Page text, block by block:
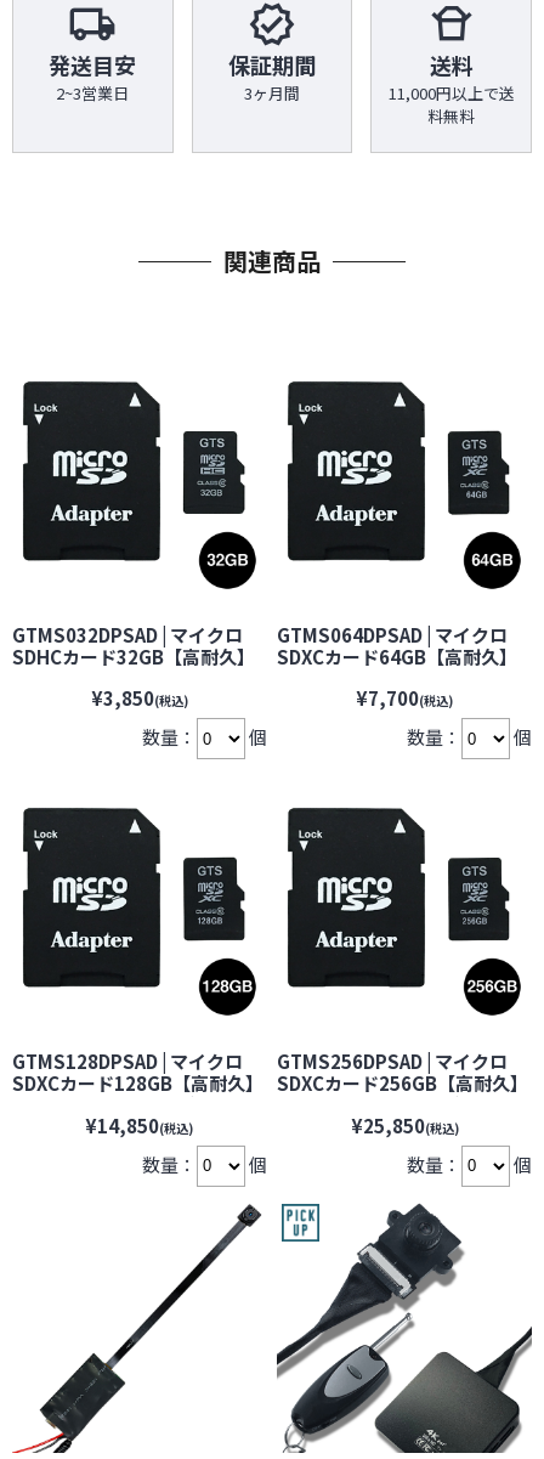
local_shipping
発送目安
2~3営業日
verified
保証期間
3ヶ月間
takeout_dining
送料
11,000円以上で送
料無料
関連商品
GTMS032DPSAD | マイクロ
SDHCカード32GB【高耐久】
ダーなどの常時録画に最適
【microSDカード】【マイク
ロSDカード】【メモリーカー
¥3,850(税込)
数量： 個
GTMS064DPSAD | マイクロ
SDXCカード64GB【高耐久】
ダーなどの常時録画に最適
【microSDカード】【マイク
ロSDカード】【メモリーカー
¥7,700(税込)
数量： 個
GTMS128DPSAD | マイクロ
SDXCカード128GB【高耐久】
防犯カメラ・ドライブレコー
ダーなどの常時録画に最適
【microSDカード】【マイク
ロSDカード】【メモリーカー
¥14,850(税込)
数量： 個
GTMS256DPSAD | マイクロ
SDXCカード256GB【高耐久】
防犯カメラ・ドライブレコー
ダーなどの常時録画に最適
【microSDカード】【マイク
ロSDカード】【メモリーカー
¥25,850(税込)
数量： 個